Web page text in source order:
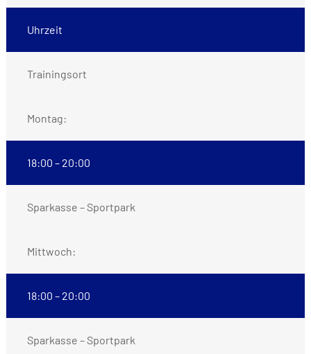
Uhrzeit
Trainingsort
Montag:
18:00 – 20:00
Sparkasse – Sportpark
Mittwoch:
18:00 – 20:00
Sparkasse – Sportpark